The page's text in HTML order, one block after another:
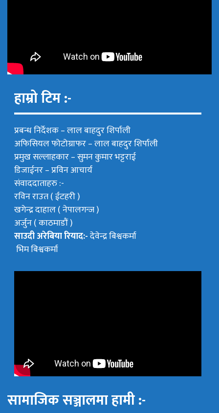
हाम्रो टिम :-
प्रबन्ध निर्देशक –लाल बाहदुर शिर्पाली
अफिसियल फोटोग्राफर –लाल बाहदुर शिर्पाली
प्रमुख सल्लाहकार –सुमन कुमार भट्टराई
डिजाईनर – प्रविन आचार्य
संवाददाताहरु :-
रविन राउत ( ईटहरी )
खगेन्द्र दाहाल ( नेपालगन्ज )
अर्जुन ( काठमाडौं )
साउदी अरेबिया रियाद:-देवेन्द्र बिश्वकर्मा
भिम बिश्वकर्मा
सामाजिक सञ्जालमा हामी :-